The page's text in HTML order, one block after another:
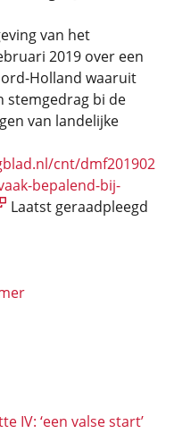
van het
2019 over een
Holland waaruit
stemgedrag bi de
van landelijke
cnt/dmf201902
bepalend-bij-
Laatst geraadpleegd
IV: ‘een valse start’